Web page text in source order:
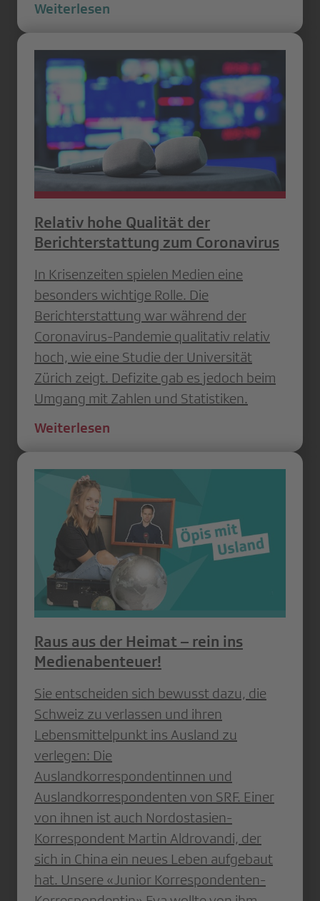
Weiterlesen
Relativ hohe Qualität der
Berichterstattung zum Coronavirus
In Krisenzeiten spielen Medien eine
besonders wichtige Rolle. Die
Berichterstattung war während der
Coronavirus-Pandemie qualitativ relativ
hoch, wie eine Studie der Universität
Zürich zeigt. Defizite gab es jedoch beim
Umgang mit Zahlen und Statistiken.
Weiterlesen
Raus aus der Heimat – rein ins
Medienabenteuer!
Sie entscheiden sich bewusst dazu, die
Schweiz zu verlassen und ihren
Lebensmittelpunkt ins Ausland zu
verlegen: Die
Auslandkorrespondentinnen und
Auslandkorrespondenten von SRF. Einer
von ihnen ist auch Nordostasien-
Korrespondent Martin Aldrovandi, der
sich in China ein neues Leben aufgebaut
hat. Unsere «Junior Korrespondenten-